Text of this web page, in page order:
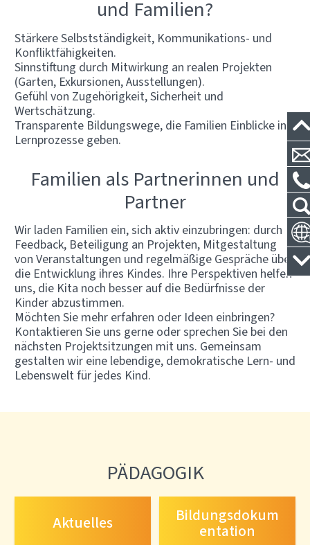
und Familien?
Stärkere Selbstständigkeit, Kommunikations- und
Konfliktfähigkeiten.
Sinnstiftung durch Mitwirkung an realen Projekten
(Garten, Exkursionen, Ausstellungen).
Gefühl von Zugehörigkeit, Sicherheit und
Wertschätzung.
Transparente Bildungswege, die Familien Einblicke in
Lernprozesse geben.
Familien als Partnerinnen und
Partner
Wir laden Familien ein, sich aktiv einzubringen: durch
Feedback, Beteiligung an Projekten, Mitgestaltung
von Veranstaltungen und regelmäßige Gespräche über
die Entwicklung ihres Kindes. Ihre Perspektiven helfen
uns, die Kita noch besser auf die Bedürfnisse der
Kinder abzustimmen.
Möchten Sie mehr erfahren oder Ideen einbringen?
Kontaktieren Sie uns gerne oder sprechen Sie bei den
nächsten Projektsitzungen mit uns. Gemeinsam
gestalten wir eine lebendige, demokratische Lern- und
Lebenswelt für jedes Kind.
PÄDAGOGIK
Aktuelles Bildungsdokum
entation